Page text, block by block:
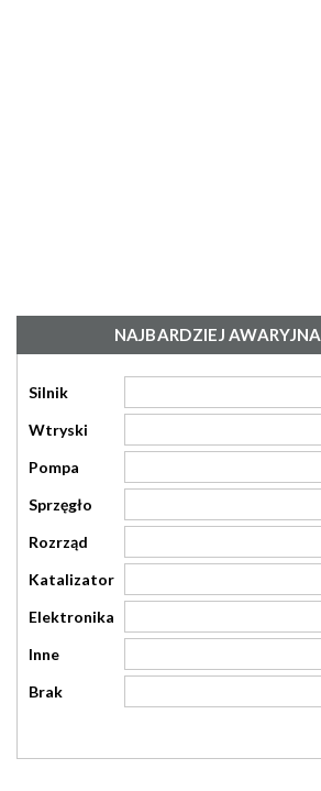
NAJBARDZIEJ
Silnik
Wtryski
Pompa
Sprzęgło
Rozrząd
Katalizator
Elektronika
Inne
Brak